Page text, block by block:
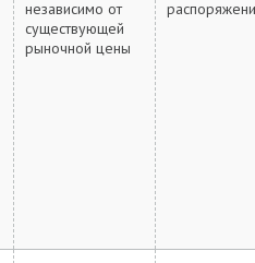
независимо от
существующей
рыночной цены